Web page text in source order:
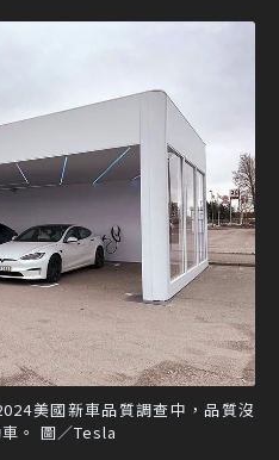
美國新車品質調查中，品質沒
。 圖／Tesla